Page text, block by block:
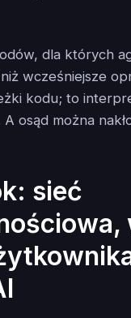
dla których
wcześniejsze
kodu; to
osąd można
sieć